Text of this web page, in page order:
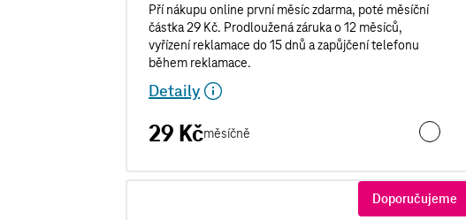
Pří nákupu online první měsíc zdarma, poté měsíční
částka 29 Kč. Prodloužená záruka o 12 měsíců,
vyřízení reklamace do 15 dnů a zapůjčení telefonu
během reklamace.
Detaily
29 Kčměsíčně Pro
Doporučujeme